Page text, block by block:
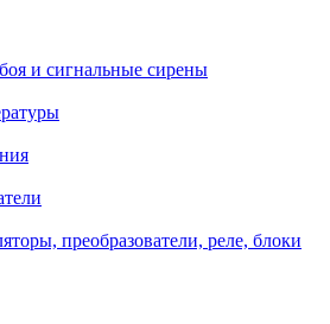
и сигнальные сирены
преобразователи, реле, блоки